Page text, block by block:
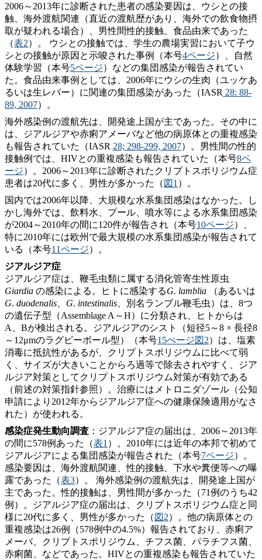
2006～2013年に診断された患者の感染要因は、ウシとの接
触、海外渡航関連（直近の渡航歴があり、海外での飲食物摂
取が疑われる場合）、男性間性的接触、食品由来であった
（表2）。 ウシとの接触では、学生の農場実習において子ウ
シとの接触が原因と示唆された事例（本号4ページ）、自然
体験学習（本号5ページ）などの集団感染が報告されてい
た。食品由来事例としては、2006年にウシの生肉（ユッケあ
るいは生レバー）に関連の集団感染があった（IASR 28: 88-
89, 2007）。
海外感染例の渡航先は、開発途上国が主であった。その中に
は、ジアルジアや赤痢アメーバなど他の病原体との重複感染
も報告されていた（IASR 28; 298-299, 2007）。男性間の性的
接触例では、HIVとの重複感染も報告されていた（本号8ペ
ージ）。2006～2013年に診断されたクリプトスポリジウム症
患者は20代に多く、男性が多かった（ 図1 ）。
国内では2006年以降、大規模な水系集団感染はなかった。し
かし海外では、飲料水、プール、噴水等による水系集団感染
が2004～2010年の間に120件が報告され（本号10ページ）、
特に2010年には欧州で最大規模の水系集団感染が報告されて
いる（本号11ページ）。
ジアルジア症
ジアルジア症は、鞭毛虫類に属する消化管寄生性原虫
Giardia の感染による。ヒトに感染するG. lamblia
（あるいは
G. duodenalis
G. intestinalis 、別名ランブル鞭毛虫）は、8つ
の遺伝子型（Assemblage A～H）に分類され、ヒトからは
A、Bが検出される。ジアルジアのシスト（短径5～8 × 長径8
～12μmのラグビーボール型）（本号15ぺージ図2）は、塩素
消毒に抵抗性があるが、クリプトスポリジウムに比べて弱
く、サイズが大きいことからろ過等で除去されやすく、ジア
ルジア対策としてクリプトスポリジウム対策が有効である
（前述の対策指針参照）。治療にはメトロニダゾール（公知
申請により2012年からジアルジア症への健康保険適用がなさ
れた）が使われる。
感染症発生動向調査 ：ジアルジア症の届出は、2006～2013年
の間に578例あった（表1 ）。2010年には近年の本邦で初めて
ジアルジアによる集団感染が報告された（本号7ページ）。
感染要因は、海外渡航関連、性的接触、下水や糞便等への曝
露であった（表3）。 海外感染例の渡航先は、開発途上国が
主であった。性的接触は、男性間が多かった（71例のうち42
例）。ジアルジア症の届出は、クリプトスポリジウム症と同
様に20代に多く、男性が多かった（ 図2）。他の病原体との
重複感染は26例（578例中の4.5%）報告されており、赤痢ア
メーバ、クリプトスポリジウム、チフス菌、パラチフス菌、
赤痢菌、などであった。HIVとの重複感染も報告されていた